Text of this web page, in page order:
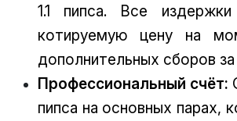
1.1 пипса. Все
котируемую цену на
дополнительных сборов
Профессиональный счёт:
пипса на основных парах,